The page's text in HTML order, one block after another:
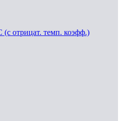
отрицат. темп. коэфф.)